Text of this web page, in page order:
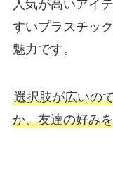
人気が高いアイ
すいプラスチッ
魅力です。
選択肢が広いの
か、友達の好み